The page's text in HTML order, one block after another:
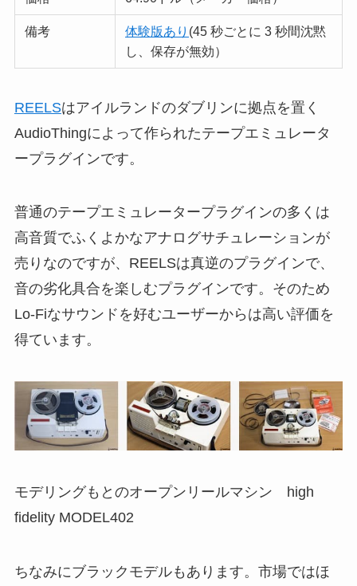
備考 体験版あり (45 秒ごとに 3 秒間沈黙
し、保存が無効）
REELSはアイルランドのダブリンに拠点を置く
AudioThingによって作られたテープエミュレータ
ープラグインです。
普通のテープエミュレータープラグインの多くは
高音質でふくよかなアナログサチュレーションが
売りなのですが、REELSは真逆のプラグインで、
音の劣化具合を楽しむプラグインです。そのため
Lo-Fiなサウンドを好むユーザーからは高い評価を
得ています。
モデリングもとのオープンリールマシン high
fidelity MODEL402
ちなみにブラックモデルもあります。市場ではほ